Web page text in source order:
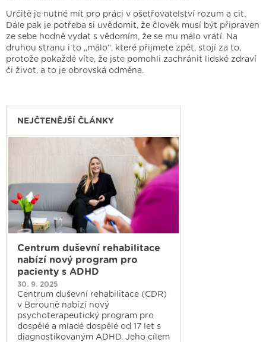
Určitě je nutné mít pro práci v ošetřovatelství rozum a cit.
Dále pak je potřeba si uvědomit, že člověk musí být připraven
ze sebe hodně vydat s vědomím, že se mu málo vrátí. Na
druhou stranu i to „málo“, které přijmete zpět, stojí za to,
protože pokaždé víte, že jste pomohli zachránit lidské zdraví
či život, a to je obrovská odměna.
NEJČTENĚJŠÍ ČLÁNKY
Centrum duševní rehabilitace
nabízí nový program pro
pacienty s ADHD
30. 9. 2025
Centrum duševní rehabilitace (CDR)
v Berouně nabízí nový
psychoterapeutický program pro
dospělé a mladé dospělé od 17 let s
diagnostikovaným ADHD. Jeho cílem